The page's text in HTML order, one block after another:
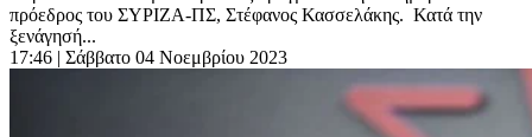
πρόεδρος του ΣΥΡΙΖΑ-ΠΣ, Στέφανος Κασσελάκης. Κατά την
ξενάγησή...
17:46 | Σάββατο 04 Νοεμβρίου 2023